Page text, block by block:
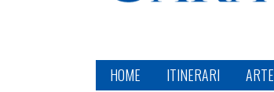
HOME ITINERARI ARTE